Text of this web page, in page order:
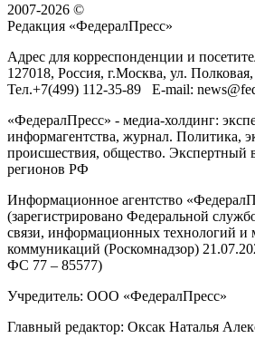
2007-2026 ©
Редакция «ФедералПресс»
Адрес для корреспонденции и
127018, Россия, г.Москва, ул.
Тел.+7(499) 112-35-89 E-mail:
«ФедералПресс» - медиа-холдинг:
информагентства, журнал. Политика,
происшествия, общество. Экспертный
регионов РФ
Информационное агентство
(зарегистрировано Федеральной
связи, информационных технологий и
коммуникаций (Роскомнадзор)
ФС 77 – 85577)
Учредитель: ООО «ФедералПресс»
Главный редактор: Оксак Наталья